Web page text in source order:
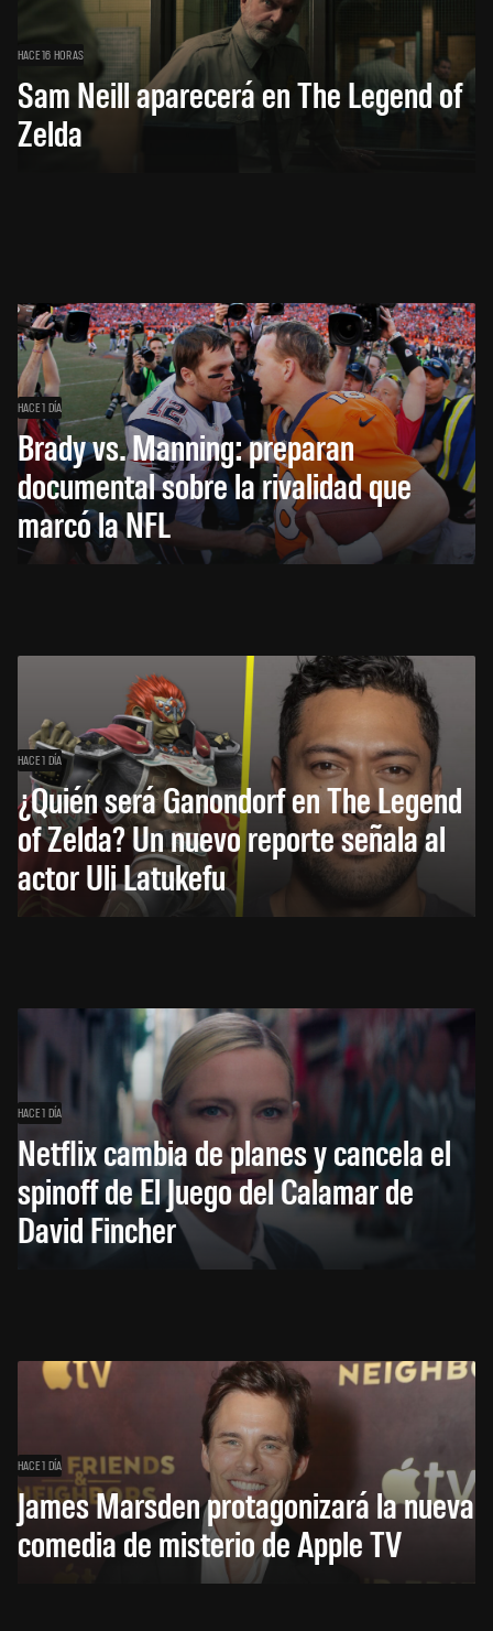
HACE 16 HORAS
Sam Neill aparecerá en The Legend of
Zelda
HACE 1 DÍA
Brady vs. Manning: preparan
documental sobre la rivalidad que
marcó la NFL
HACE 1 DÍA
¿Quién será Ganondorf en The Legend
of Zelda? Un nuevo reporte señala al
actor Uli Latukefu
HACE 1 DÍA
Netflix cambia de planes y cancela el
spinoff de El Juego del Calamar de
David Fincher
HACE 1 DÍA
James Marsden protagonizará la nueva
comedia de misterio de Apple TV